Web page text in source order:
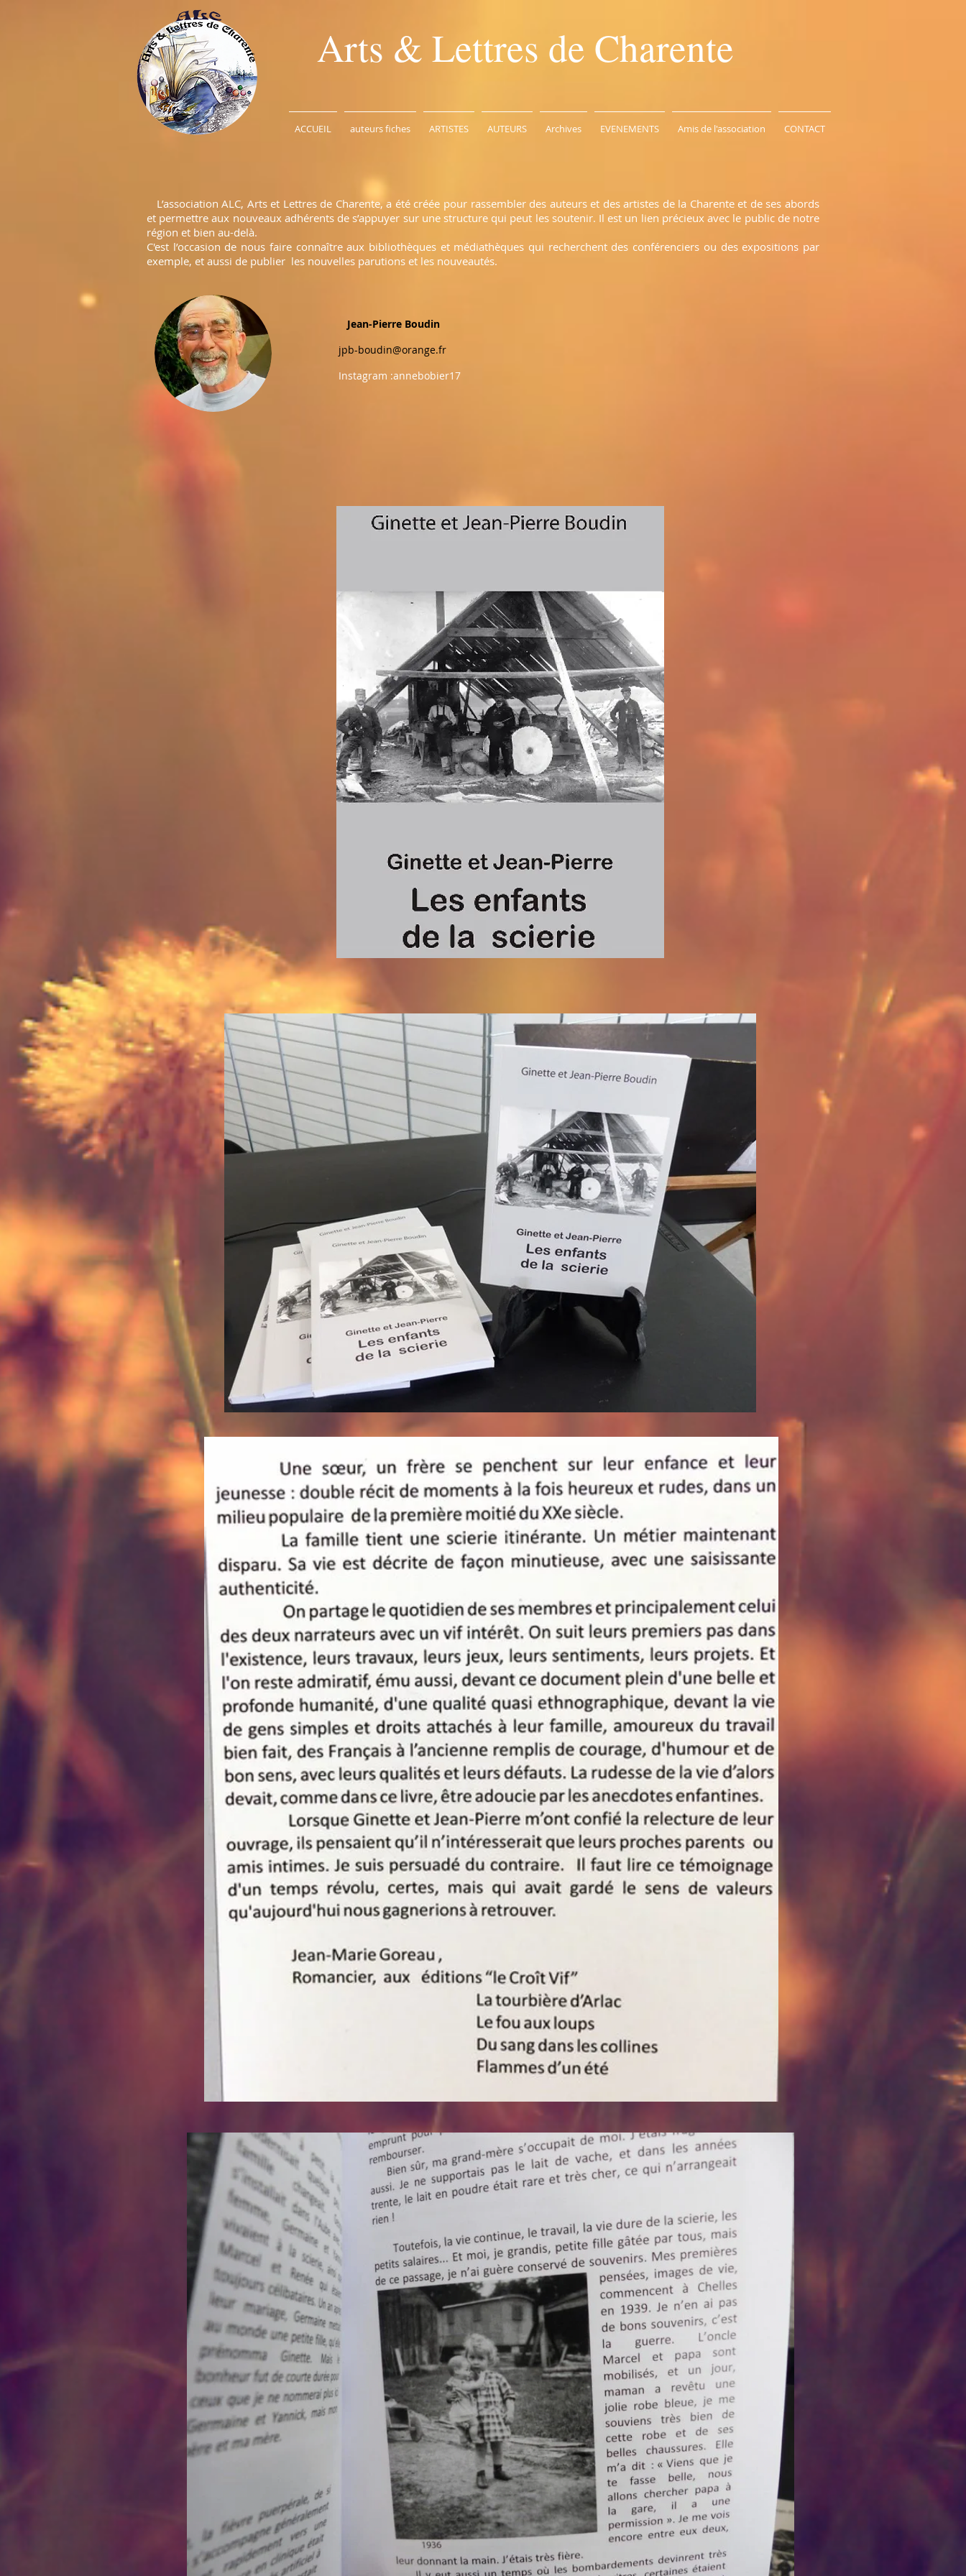
Arts & Lettres de Charente
ACCUEIL auteurs fiches ARTISTES AUTEURS Archives EVENEMENTS Amis de l'association CONTACT
L’association ALC, Arts et Lettres de Charente, a été créée pour rassembler des auteurs et des artistes de la Charente et de ses abords
et permettre aux nouveaux adhérents de s’appuyer sur une structure qui peut les soutenir. Il est un lien précieux avec le public de notre
région et bien au-delà.
C'est l’occasion de nous faire connaître aux bibliothèques et médiathèques qui recherchent des conférenciers ou des expositions par
exemple, et aussi de publier les nouvelles parutions et les nouveautés.
Jean-Pierre Boudin
jpb-boudin@orange.fr
Instagram :annebobier17